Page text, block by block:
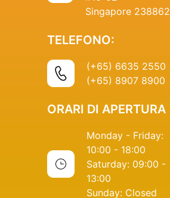
Singapore 238862
TELEFONO:
(+65) 6635 2550
(+65) 8907 8900
ORARI DI APERTURA
Monday - Friday:
10:00 - 18:00
Saturday: 09:00 -
13:00
Sunday: Closed